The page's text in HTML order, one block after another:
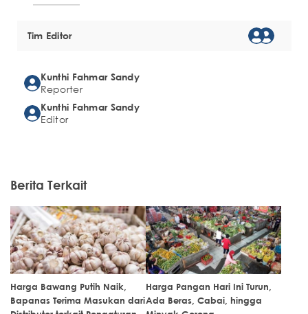
Tim Editor
Kunthi Fahmar Sandy
Reporter
Kunthi Fahmar Sandy
Editor
Berita Terkait
Harga Bawang Putih Naik,
Bapanas Terima Masukan dari
Harga Pangan Hari Ini Turun,
Ada Beras, Cabai, hingga